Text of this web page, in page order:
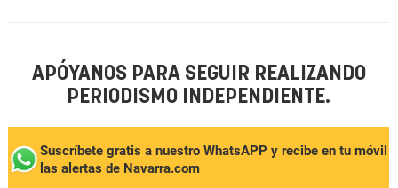
APÓYANOS PARA SEGUIR REALIZANDO
PERIODISMO INDEPENDIENTE.
Suscríbete gratis a nuestro WhatsAPP y recibe en tu móvil
las alertas de Navarra.com